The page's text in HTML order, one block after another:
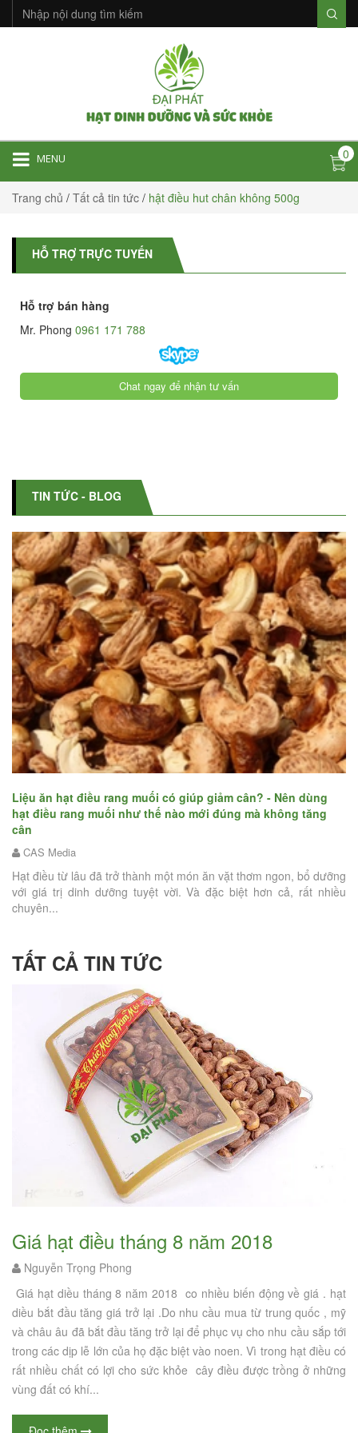
MENU 0
Trang chủ / Tất cả tin tức / hật điều hut chân không 500g
HỖ TRỢ TRỰC TUYẾN
Hỗ trợ bán hàng
Mr. Phong 0961 171 788
Chat ngay để nhận tư vấn
TIN TỨC - BLOG
Liệu ăn hạt điều rang muối có giúp giảm cân? - Nên dùng
hạt điều rang muối như thế nào mới đúng mà không tăng
cân
CAS Media
Hạt điều từ lâu đã trở thành một món ăn vặt thơm ngon, bổ dưỡng
với giá trị dinh dưỡng tuyệt vời. Và đặc biệt hơn cả, rất nhiều
chuyên...
TẤT CẢ TIN TỨC
Giá hạt điều tháng 8 năm 2018
Nguyễn Trọng Phong
Giá hạt diều tháng 8 năm 2018 co nhiều biến động về giá . hạt
diều bắt đầu tăng giá trở lại .Do nhu cầu mua từ trung quốc , mỹ
và châu âu đã bắt đầu tăng trở lại để phục vụ cho nhu cầu sắp tới
trong các dịp lễ lớn của họ đặc biệt vào noen. Vì trong hạt điều có
rất nhiều chất có lợi cho sức khỏe cây điều được trồng ở những
vùng đất có khí...